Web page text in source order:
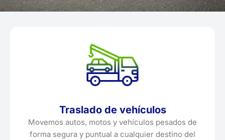
Traslado de vehículos
Movemos autos, motos y vehículos pesados de
forma segura y puntual a cualquier destino del